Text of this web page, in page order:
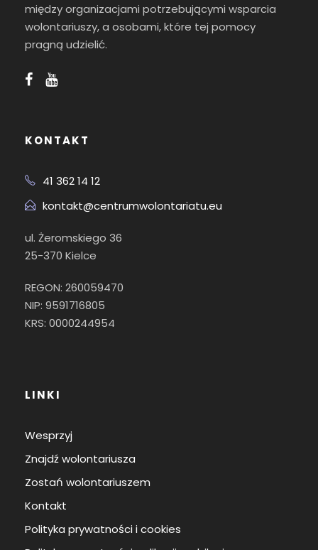
między organizacjami potrzebującymi wsparcia
wolontariuszy, a osobami, które tej pomocy
pragną udzielić.
KONTAKT
41 362 14 12
kontakt@centrumwolontariatu.eu
ul. Żeromskiego 36
25-370 Kielce
REGON: 260059470
NIP: 9591716805
KRS: 0000244954
LINKI
Wesprzyj
Znajdź wolontariusza
Zostań wolontariuszem
Kontakt
Polityka prywatności i cookies